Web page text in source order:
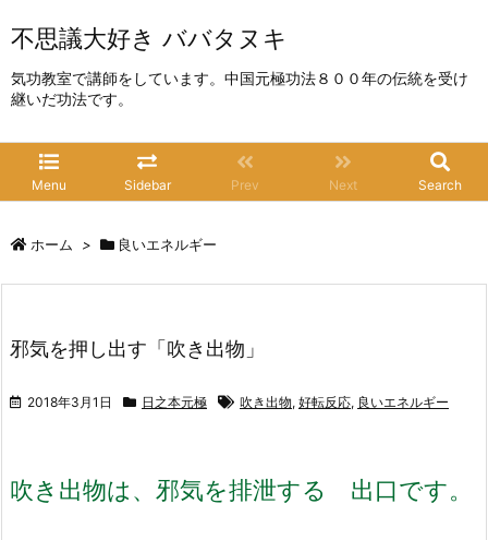
不思議大好き ババタヌキ
気功教室で講師をしています。中国元極功法８００年の伝統を受け
継いだ功法です。
Menu Sidebar Prev Next Search
ホーム > 良いエネルギー
邪気を押し出す「吹き出物」
2018年3月1日 日之本元極 吹き出物, 好転反応, 良いエネルギー
吹き出物は、邪気を排泄する 出口です。